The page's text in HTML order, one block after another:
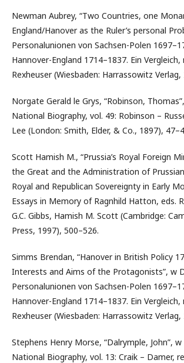
Newman Aubrey, “Two Countries, one
England/Hanover as the Ruler’s personal
Personalunionen von Sachsen-Polen
Hannover-England 1714–1837. Ein Vergleich,
Rexheuser (Wiesbaden: Harrassowitz
Norgate Gerald le Grys, “Robinson,
National Biography, vol. 49: Robinson –
Lee (London: Smith, Elder, & Co., 1897),
Scott Hamish M., “Prussia’s Royal Foreign
the Great and the Administration of
Royal and Republican Sovereignty in Early
Essays in Memory of Ragnhild Hatton, eds.
G.C. Gibbs, Hamish M. Scott (Cambridge:
Press, 1997), 500–526.
Simms Brendan, “Hanover in British Policy
Interests and Aims of the Protagonists”, w
Personalunionen von Sachsen-Polen
Hannover-England 1714–1837. Ein Vergleich,
Rexheuser (Wiesbaden: Harrassowitz
Stephens Henry Morse, “Dalrymple, John”,
National Biography, vol. 13: Craik – Damer,